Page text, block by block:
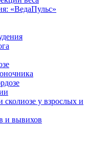
«ВедаПульс»
у взрослых и
и вывихов